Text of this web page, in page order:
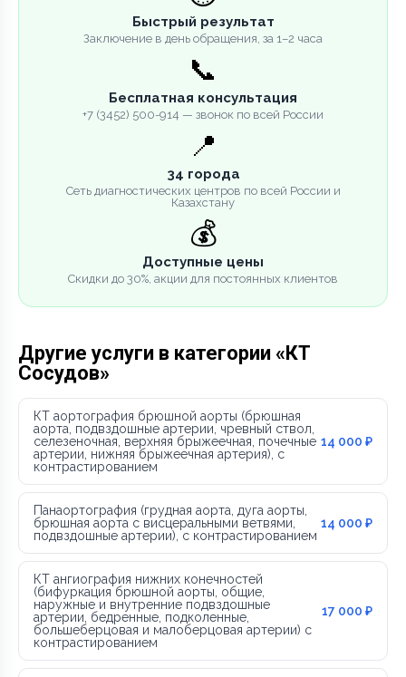
Быстрый результат
Заключение в день обращения, за 1–2 часа
📞
Бесплатная консультация
+7 (3452) 500-914 — звонок по всей России
📍
34 города
Сеть диагностических центров по всей России и
Казахстану
💰
Доступные цены
Скидки до 30%, акции для постоянных клиентов
Другие услуги в категории «КТ
Сосудов»
КТ аортография брюшной аорты (брюшная
аорта, подвздошные артерии, чревный ствол,
селезеночная, верхняя брыжеечная, почечные
артерии, нижняя брыжеечная артерия), с
контрастированием
14 000 ₽
Панаортография (грудная аорта, дуга аорты,
брюшная аорта с висцеральными ветвями,
подвздошные артерии), с контрастированием
14 000 ₽
КТ ангиография нижних конечностей
(бифуркация брюшной аорты, общие,
наружные и внутренние подвздошные
артерии, бедренные, подколенные,
большеберцовая и малоберцовая артерии) с
контрастированием
17 000 ₽